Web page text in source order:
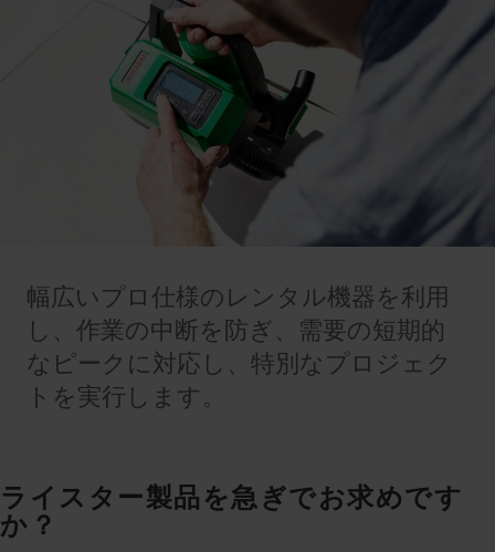
幅広いプロ仕様のレンタル機器を利用
し、作業の中断を防ぎ、需要の短期的
なピークに対応し、特別なプロジェク
トを実行します。
ライスター製品を急ぎでお求めです
か？